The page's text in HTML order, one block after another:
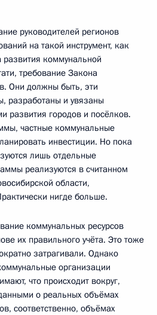
руководителей регионов
на такой инструмент, как
коммунальной
требование Закона
Они должны быть, эти
разработаны и увязаны
развития городов и посёлков.
частные коммунальные
инвестиции. Но пока
лишь отдельные
реализуются в считанном
области,
нигде больше.
коммунальных ресурсов
их правильного учёта. Это тоже
затрагивали. Однако
организации
что происходит вокруг,
о реальных объёмах
соответственно, объёмах